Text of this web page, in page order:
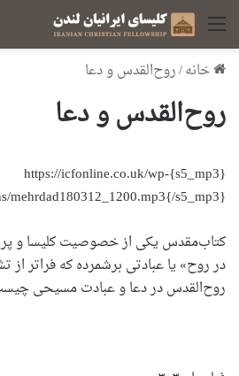
منو
خانه/روح‌القدس و دعا
روح‌القدس و دعا
{s5_mp3}https://icfonline.co.uk/wp-
mehrdad180312_1200.mp3{/s5_mp3}
کتاب‌مقدس یکی از خصوصیت کلیسا و
در روح» یا عبادتی برشمرده که فراتر
روح‌القدس در دعا و عبادت مسیحی